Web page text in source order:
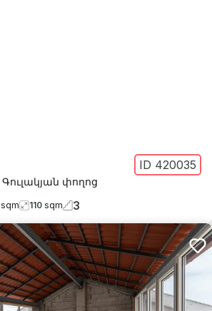
ID 420035
Գուլակյան փողոց
sqm 110 sqm 3